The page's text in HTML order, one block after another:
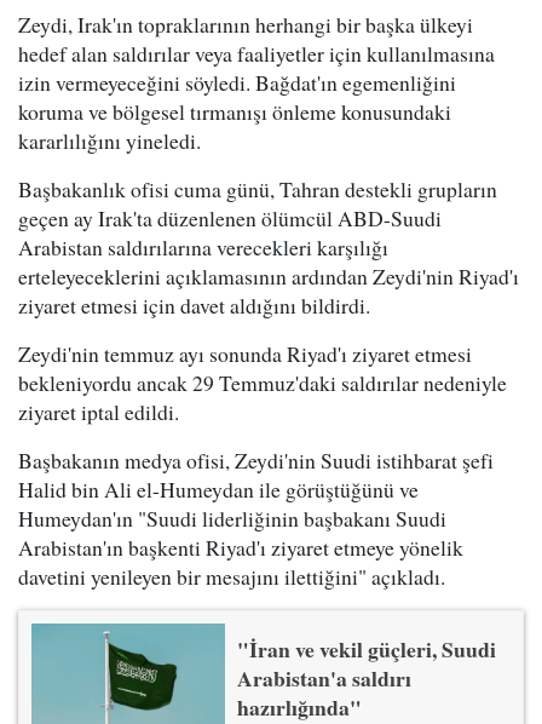
Zeydi, Irak'ın topraklarının herhangi bir başka ülkeyi
hedef alan saldırılar veya faaliyetler için kullanılmasına
izin vermeyeceğini söyledi. Bağdat'ın egemenliğini
koruma ve bölgesel tırmanışı önleme konusundaki
kararlılığını yineledi.
Başbakanlık ofisi cuma günü, Tahran destekli grupların
geçen ay Irak'ta düzenlenen ölümcül ABD-Suudi
Arabistan saldırılarına verecekleri karşılığı
erteleyeceklerini açıklamasının ardından Zeydi'nin Riyad'ı
ziyaret etmesi için davet aldığını bildirdi.
Zeydi'nin temmuz ayı sonunda Riyad'ı ziyaret etmesi
bekleniyordu ancak 29 Temmuz'daki saldırılar nedeniyle
ziyaret iptal edildi.
Başbakanın medya ofisi, Zeydi'nin Suudi istihbarat şefi
Halid bin Ali el-Humeydan ile görüştüğünü ve
Humeydan'ın "Suudi liderliğinin başbakanı Suudi
Arabistan'ın başkenti Riyad'ı ziyaret etmeye yönelik
davetini yenileyen bir mesajını ilettiğini" açıkladı.
"İran ve vekil güçleri, Suudi
Arabistan'a saldırı
hazırlığında"